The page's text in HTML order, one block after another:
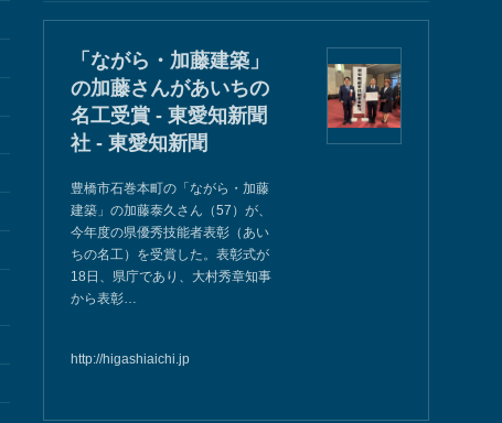
「ながら・加藤建築」
の加藤さんがあいちの
名工受賞 - 東愛知新聞
社 - 東愛知新聞
豊橋市石巻本町の「ながら・加藤
建築」の加藤泰久さん（57）が、
今年度の県優秀技能者表彰（あい
ちの名工）を受賞した。表彰式が
18日、県庁であり、大村秀章知事
から表彰…
http://higashiaichi.jp